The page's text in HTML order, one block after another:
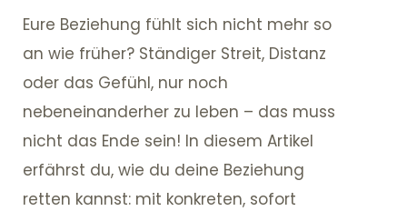
Eure Beziehung fühlt sich nicht mehr so
an wie früher? Ständiger Streit, Distanz
oder das Gefühl, nur noch
nebeneinanderher zu leben – das muss
nicht das Ende sein! In diesem Artikel
erfährst du, wie du deine Beziehung
retten kannst: mit konkreten, sofort